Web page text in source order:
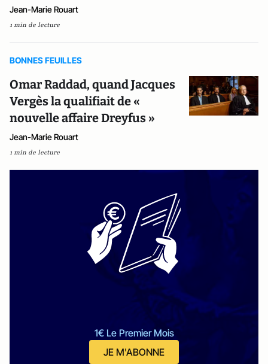
Jean-Marie Rouart
1 min de lecture
BONNES FEUILLES
Omar Raddad, quand Jacques
Vergès la qualifiait de «
nouvelle affaire Dreyfus »
Jean-Marie Rouart
1 min de lecture
1€ Le Premier Mois
JE M'ABONNE